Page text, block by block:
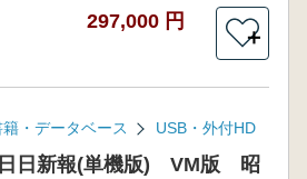
297,000 円
＋
・データベース USB・外付HD
日新報(単機版) VM版 昭